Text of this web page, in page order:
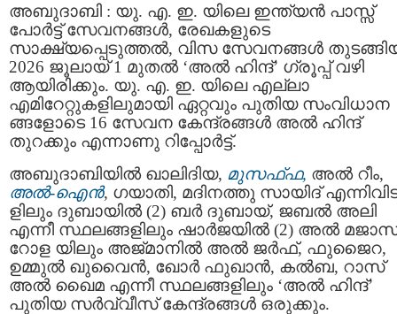
അബുദാബി : യു. എ. ഇ. യിലെ ഇന്ത്യൻ പാസ്സ്‌
പോർട്ട് സേവനങ്ങൾ, രേഖകളുടെ
സാക്ഷ്യപ്പെടുത്തല്‍, വിസ സേവനങ്ങൾ
2026 ജൂലായ് 1 മുതൽ ‘അല്‍ ഹിന്ദ്’ ഗ്രൂപ്പ് വഴി
ആയിരിക്കും. യു. എ. ഇ. യിലെ എല്ലാ
എമിറേറ്റുകളിലുമായി ഏറ്റവും പുതിയ സംവിധാന
ങ്ങളോടെ 16 സേവന കേന്ദ്രങ്ങൾ അല്‍ ഹിന്ദ്
തുറക്കും എന്നാണു റിപ്പോർട്ട്.
അബുദാബിയിൽ ഖാലിദിയ, മുസഫ്ഫ, അല്‍ റീം,
അൽ-ഐൻ, ഗയാതി, മദിനത്തു സായിദ്
ളിലും ദുബായിൽ (2) ബര്‍ ദുബായ്, ജബല്‍ അലി
എന്നീ സ്ഥലങ്ങളിലും ഷാര്‍ജയില്‍ (2) അല്‍
റോള യിലും അജ്മാനില്‍ അല്‍ ജര്‍ഫ്, ഫുജൈറ,
ഉമ്മുല്‍ ഖുവൈന്‍, ഖോര്‍ ഫുഖാൻ, കല്‍ബ, റാസ്‌
അൽ ഖൈമ എന്നീ സ്ഥലങ്ങളിലും ‘അല്‍ ഹിന്ദ്’
പുതിയ സർവ്വീസ് കേന്ദ്രങ്ങള്‍ ഒരുക്കും.